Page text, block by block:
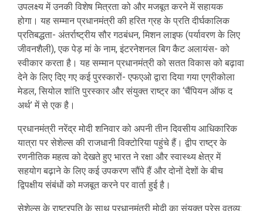
उपलक्ष्य में उनकी विशेष मित्रता को और मजबूत करने में सहायक
होगा। यह सम्मान प्रधानमंत्री की हरित ग्रह के प्रति दीर्घकालिक
प्रतिबद्धता- अंतर्राष्ट्रीय सौर गठबंधन, मिशन लाइफ (पर्यावरण के लिए
जीवनशैली), एक पेड़ मां के नाम, इंटरनेशनल बिग कैट अलायंस- को
स्‍वीकार करता है। यह सम्मान प्रधानमंत्री को सतत विकास को बढ़ावा
देने के लिए दिए गए कई पुरस्कारों- एफएओ द्वारा दिया गया एग्रीकोला
मेडल, सियोल शांति पुरस्कार और संयुक्त राष्ट्र का ‘चैंपियन ऑफ द
अर्थ’ में से एक है।
प्रधानमंत्री नरेंद्र मोदी शनिवार को अपनी तीन दिवसीय आधिकारिक
यात्रा पर सेशेल्स की राजधानी विक्टोरिया पहुंचे हैं। द्वीप राष्ट्र के
रणनीतिक महत्व को देखते हुए भारत ने रक्षा और स्वास्थ्य क्षेत्र में
सहयोग बढ़ाने के लिए कई उपकरण सौंपे हैं और दोनों देशों के बीच
द्विपक्षीय संबंधों को मजबूत करने पर वार्ता हुई है।
सेशेल्स के राष्ट्रपति के साथ प्रधानमंत्री मोदी का संयुक्त प्रेस वतव्य: